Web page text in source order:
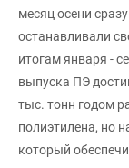
месяц осени
останавливали
итогам января -
выпуска ПЭ
тыс. тонн годом
полиэтилена, но
который